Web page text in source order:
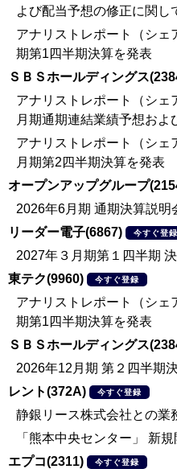
よび配当予想の修正に関し
アナリストレポート（シェ
期第1四半期決算を発表
ＳＢＳホールディングス
アナリストレポート（シェ
月期通期連結業績予想お
アナリストレポート（シェ
月期第2四半期決算を発表
オープンアップグループ
2026年6月期 通期決算説明
リーダー電子(6867)
今すぐ登録
2027年３月期第１四半期
東テク(9960)
今すぐ登録
アナリストレポート（シェ
期第1四半期決算を発表
ＳＢＳホールディングス
2026年12月期 第２四半期
レント(372A)
今すぐ登録
静銀リース株式会社との業
「熊本中央センター」 新
エプコ(2311)
今すぐ登録